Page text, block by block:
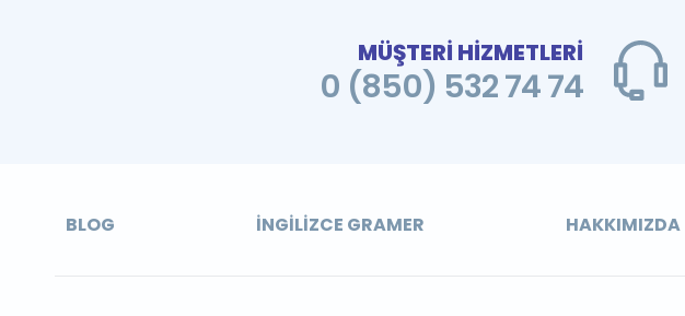
MÜŞTERİ HİZMETLERİ
0 (850) 532 74 74
BLOG İNGILIZCE GRAMER HAKKIMIZDA